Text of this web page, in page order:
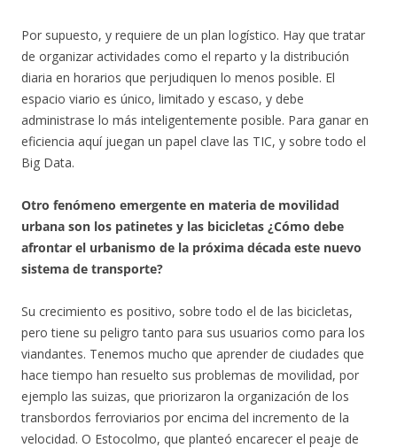
Por supuesto, y requiere de un plan logístico. Hay que tratar
de organizar actividades como el reparto y la distribución
diaria en horarios que perjudiquen lo menos posible. El
espacio viario es único, limitado y escaso, y debe
administrase lo más inteligentemente posible. Para ganar en
eficiencia aquí juegan un papel clave las TIC, y sobre todo el
Big Data.
Otro fenómeno emergente en materia de movilidad
urbana son los patinetes y las bicicletas ¿Cómo debe
afrontar el urbanismo de la próxima década este nuevo
sistema de transporte?
Su crecimiento es positivo, sobre todo el de las bicicletas,
pero tiene su peligro tanto para sus usuarios como para los
viandantes. Tenemos mucho que aprender de ciudades que
hace tiempo han resuelto sus problemas de movilidad, por
ejemplo las suizas, que priorizaron la organización de los
transbordos ferroviarios por encima del incremento de la
velocidad. O Estocolmo, que planteó encarecer el peaje de